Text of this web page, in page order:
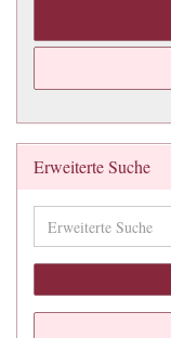
Erweiterte Suche
Suche